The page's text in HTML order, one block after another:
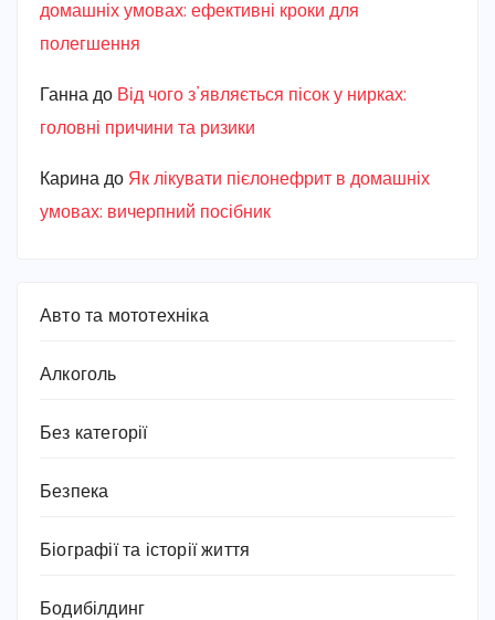
домашніх умовах: ефективні кроки для
полегшення
Ганна до Від чого з’являється пісок у нирках:
головні причини та ризики
Карина до Як лікувати пієлонефрит в домашніх
умовах: вичерпний посібник
Авто та мототехніка
Алкоголь
Без категорії
Безпека
Біографії та історії життя
Бодибілдинг